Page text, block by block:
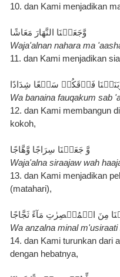
10. dan Kami menjadikan
وَّجَعَلۡنَا النَّهَارَ مَعَاشًا
Waja'alnan nahara ma
11. dan Kami menjadikan
فَوۡقَكُمۡ سَبۡعًا شِدَادًا
Wa banaina fauqakum sab
12. dan Kami membangun
kokoh,
وَّ جَعَلۡنَا سِرَاجًا وَّهَّاجًا
Waja'alna siraajaw wah
13. dan Kami menjadikan
(matahari),
مِنَ الۡمُعۡصِرٰتِ مَآءً ثَجَّاجًا
Wa anzalna minal
14. dan Kami turunkan dari
dengan hebatnya,